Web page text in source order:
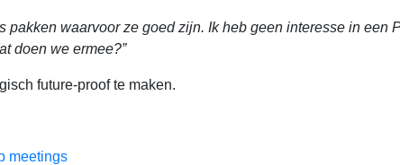
pakken waarvoor ze goed zijn. Ik heb geen interesse in een
doen we ermee?”
future-proof te maken.
meetings